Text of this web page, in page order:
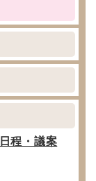
程・議案